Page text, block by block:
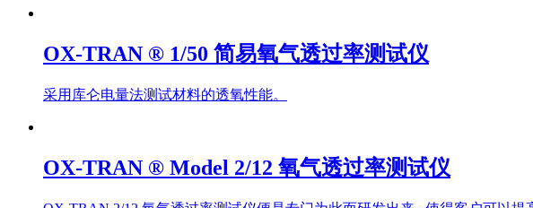
OX-TRAN ® 1/50 简易氧气透过率测试仪
采用库仑电量法测试材料的透氧性能。
OX-TRAN ® Model 2/12 氧气透过率测试仪